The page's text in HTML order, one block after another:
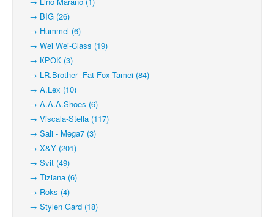
→ BIG (26)
→ Hummel (6)
→ Wei Wei-Class (19)
→ КРОК (3)
→ LR.Brother -Fat Fox-Tamei (84)
→ A.Lex (10)
→ A.A.A.Shoes (6)
→ Viscala-Stella (117)
→ Sali - Mega7 (3)
→ X&Y (201)
→ Svit (49)
→ Tiziana (6)
→ Roks (4)
→ Stylen Gard (18)